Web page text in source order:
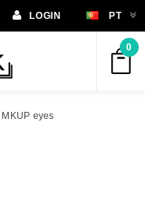
LOGIN PT
0
MKUP eyes